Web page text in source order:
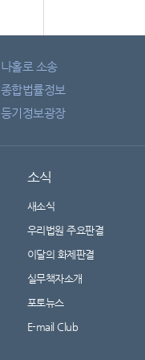
나홀로 소송
종합법률정보
등기정보광장
소식
새소식
우리법원 주요판결
이달의 화제판결
실무책자소개
포토뉴스
E-mail Club